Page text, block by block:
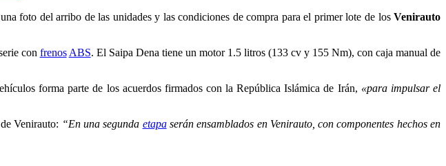
foto del arribo de las unidades y las condiciones de compra para el primer lote de losVenirauto
con frenos ABS. El Saipa Dena tiene un motor 1.5 litros (133 cv y 155 Nm), con caja manual de
forma parte de los acuerdos firmados con la República Islámica de Irán, «para impulsar el
Venirauto: “En una segunda etapaserán ensamblados en Venirauto, con componentes hechos en